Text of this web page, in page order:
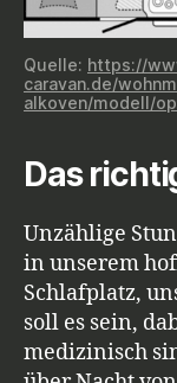
Quelle: https://
caravan.de/
alkoven/modell/
Das
Unzählige
in unserem
Schlafplatz,
soll es sein,
medizinisch